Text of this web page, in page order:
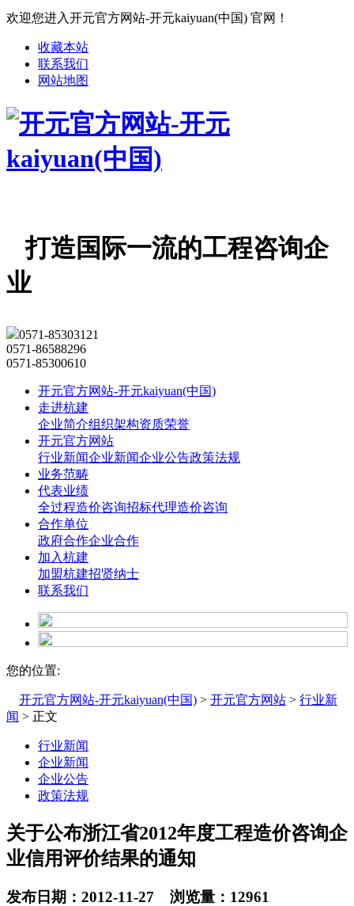
欢迎您进入开元官方网站-开元kaiyuan(中国) 官网！
收藏本站
联系我们
网站地图
打造国际一流的工程咨询企
业
0571-85303121
0571-86588296
0571-85300610
开元官方网站-开元kaiyuan(中国)
走进杭建
企业简介组织架构资质荣誉
开元官方网站
行业新闻企业新闻企业公告政策法规
业务范畴
代表业绩
全过程造价咨询招标代理造价咨询
合作单位
政府合作企业合作
加入杭建
加盟杭建招贤纳士
联系我们
您的位置:
开元官方网站-开元kaiyuan(中国) > 开元官方网站 > 行业新
闻 > 正文
行业新闻
企业新闻
企业公告
政策法规
关于公布浙江省2012年度工程造价咨询企
业信用评价结果的通知
发布日期：2012-11-27 浏览量：12961